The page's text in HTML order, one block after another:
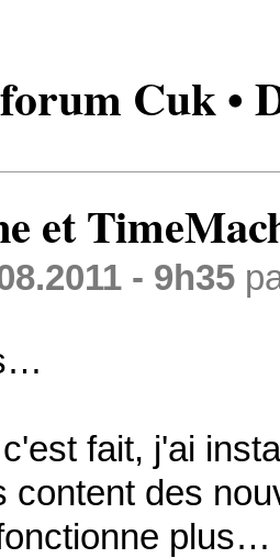
Cuk •
et
- 9h35
fait, j'ai
content des
plus…